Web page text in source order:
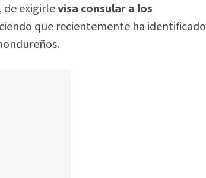
de exigirlevisa consular a los
que recientemente ha identificado